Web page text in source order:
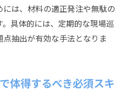
は、材料の適正発注や無駄の
具体的には、定期的な現場巡
抽出が有効な手法となりま
体得するべき必須スキ